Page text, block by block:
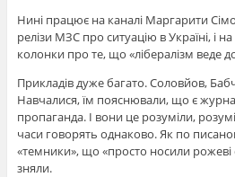
Нині працює на каналі Маргарити
релізи МЗС про ситуацію в Україні, і
колонки про те, що «лібералізм веде
Прикладів дуже багато. Соловйов,
Навчалися, їм пояснювали, що є
пропаганда. І вони це розуміли,
часи говорять однаково. Як по
«темники», що «просто носили рожеві
зняли.